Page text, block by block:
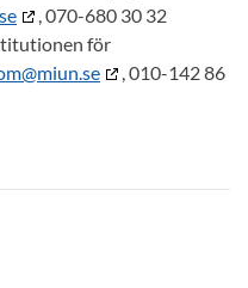
, 070-680 30 32
för
, 010-142 86